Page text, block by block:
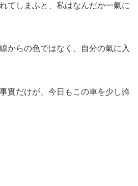
てしまふと、私はなんだか一氣に
からの色ではなく、自分の氣に入
實だけが、今日もこの車を少し誇